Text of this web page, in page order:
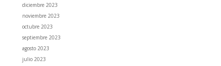
diciembre 2023
noviembre 2023
octubre 2023
septiembre 2023
agosto 2023
julio 2023